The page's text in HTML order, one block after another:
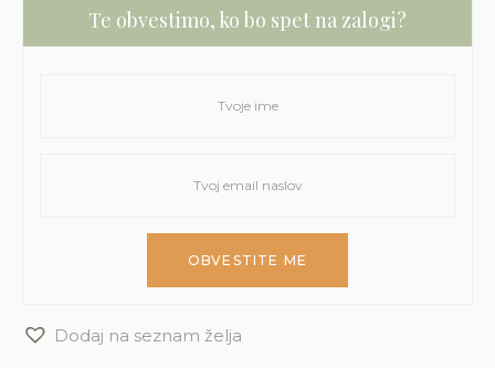
Te obvestimo, ko bo spet na zalogi?
Dodaj na seznam želja